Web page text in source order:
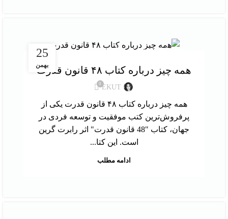
25
بهمن
معرفی کتاب,نقد و بررسی کتاب
همه چیز درباره کتاب ۴۸ قانون قدرت
EKUT
0
همه چیز درباره کتاب ۴۸ قانون قدرت یکی از
پرفروش‌ترین کتب موفقیت و توسعه فردی در
جهان، کتاب "48 قانون قدرت" اثر رابرت گرین
است. این کتا...
ادامه مطلب